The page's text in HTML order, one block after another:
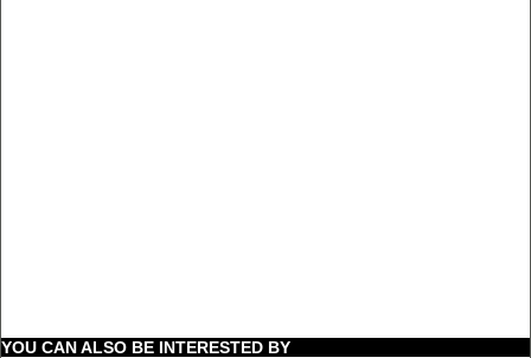
YOU CAN ALSO BE INTERESTED BY